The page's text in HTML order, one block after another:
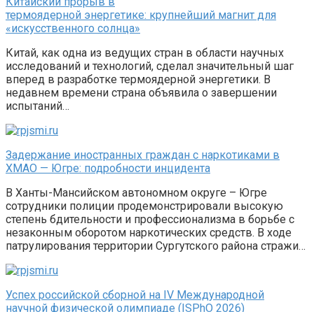
термоядерной энергетике: крупнейший магнит для
«искусственного солнца»
Китай, как одна из ведущих стран в области научных
исследований и технологий, сделал значительный шаг
вперед в разработке термоядерной энергетики. В
недавнем времени страна объявила о завершении
испытаний…
Задержание иностранных граждан с наркотиками в
ХМАО — Югре: подробности инцидента
В Ханты-Мансийском автономном округе – Югре
сотрудники полиции продемонстрировали высокую
степень бдительности и профессионализма в борьбе с
незаконным оборотом наркотических средств. В ходе
патрулирования территории Сургутского района стражи…
Успех российской сборной на IV Международной
научной физической олимпиаде (ISPhO 2026)